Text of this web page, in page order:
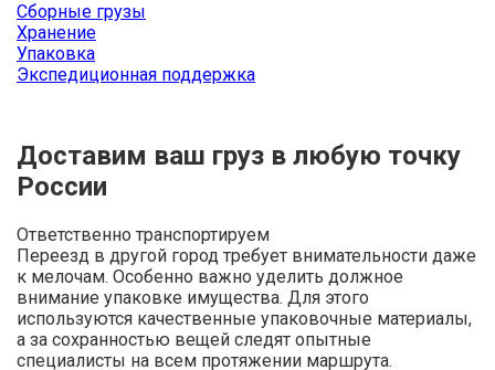
Сборные грузы
Хранение
Упаковка
Экспедиционная поддержка
Доставим ваш груз в любую точку
России
Ответственно транспортируем
Переезд в другой город требует внимательности даже
к мелочам. Особенно важно уделить должное
внимание упаковке имущества. Для этого
используются качественные упаковочные материалы,
а за сохранностью вещей следят опытные
специалисты на всем протяжении маршрута.